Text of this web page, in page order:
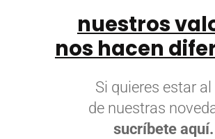
nuestros
nos hacen
Si quieres estar al
de nuestras
sucríbete aquí.